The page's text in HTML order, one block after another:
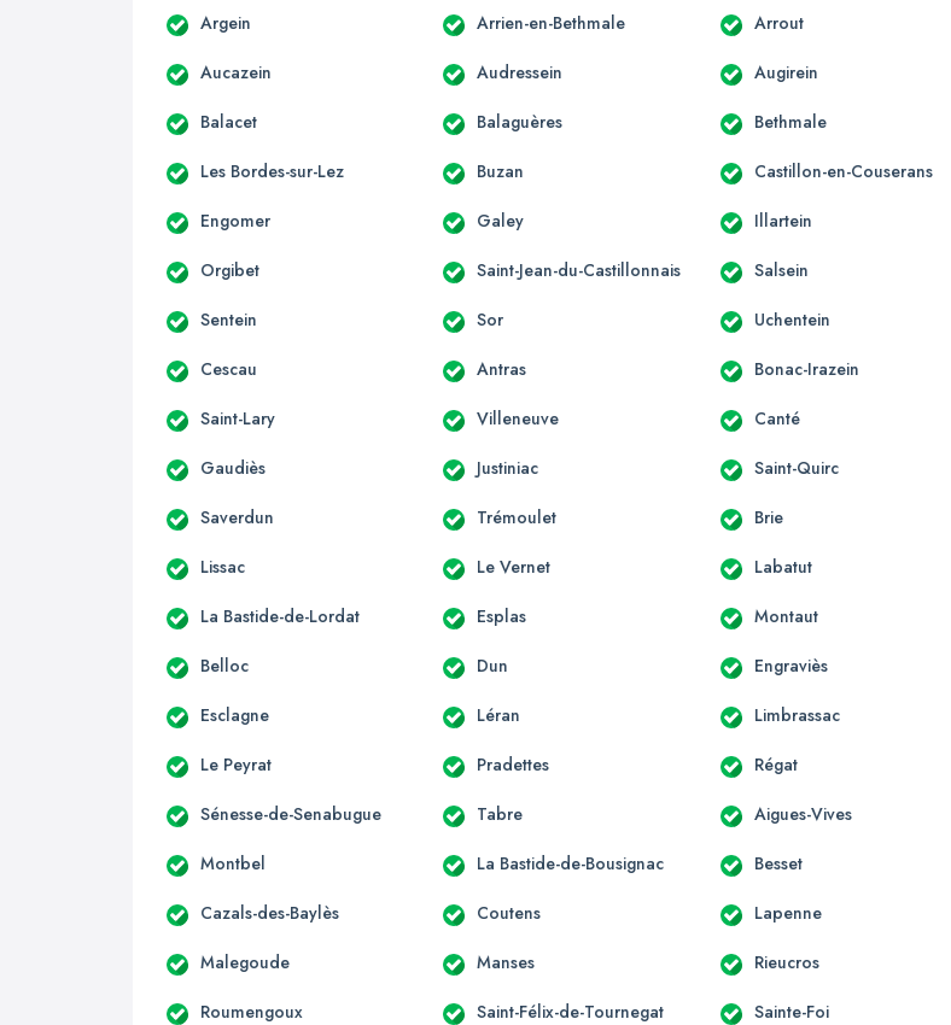
Argein Arrien-en-Bethmale Arrout
Aucazein Audressein Augirein
Balacet Balaguères Bethmale
Les Bordes-sur-Lez Buzan Castillon-en-Couserans
Engomer Galey Illartein
Orgibet Saint-Jean-du-Castillonnais Salsein
Sentein Sor Uchentein
Cescau Antras Bonac-Irazein
Saint-Lary Villeneuve Canté
Gaudiès Justiniac Saint-Quirc
Saverdun Trémoulet Brie
Lissac Le Vernet Labatut
La Bastide-de-Lordat Esplas Montaut
Belloc Dun Engraviès
Esclagne Léran Limbrassac
Le Peyrat Pradettes Régat
Sénesse-de-Senabugue Tabre Aigues-Vives
Montbel La Bastide-de-Bousignac Besset
Cazals-des-Baylès Coutens Lapenne
Malegoude Manses Rieucros
Roumengoux Saint-Félix-de-Tournegat Sainte-Foi